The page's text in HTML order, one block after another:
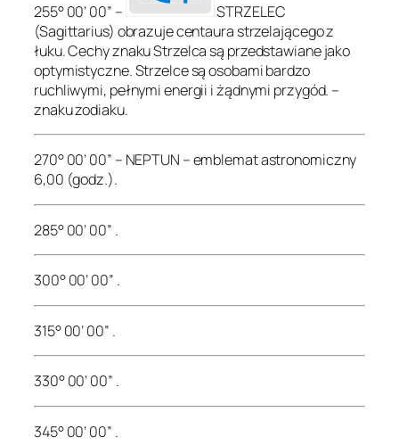
255° 00’ 00” –
STRZELEC
(Sagittarius) obrazuje centaura strzelającego z
łuku. Cechy znaku Strzelca są przedstawiane jako
optymistyczne. Strzelce są osobami bardzo
ruchliwymi, pełnymi energii i żądnymi przygód. –
znaku zodiaku.
270° 00’ 00” – NEPTUN – emblemat astronomiczny
6,00 (godz.).
285° 00’ 00” .
300° 00’ 00” .
315° 00’ 00” .
330° 00’ 00” .
345° 00’ 00” .